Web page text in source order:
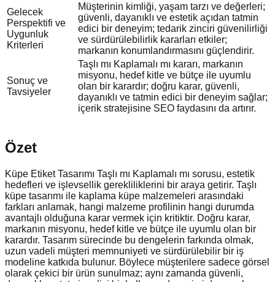
Gelecek
Perspektifi ve
Uygunluk
Kriterleri
Müşterinin kimliği, yaşam tarzı ve değerleri;
güvenli, dayanıklı ve estetik açıdan tatmin
edici bir deneyim; tedarik zinciri güvenilirliği
ve sürdürülebilirlik kararları etkiler;
markanın konumlandırmasını güçlendirir.
Sonuç ve
Tavsiyeler
Taşlı mı Kaplamalı mı kararı, markanın
misyonu, hedef kitle ve bütçe ile uyumlu
olan bir karardır; doğru karar, güvenli,
dayanıklı ve tatmin edici bir deneyim sağlar;
içerik stratejisine SEO faydasını da artırır.
Özet
Küpe Etiket Tasarımı Taşlı mı Kaplamalı mı sorusu, estetik
hedefleri ve işlevsellik gerekliliklerini bir araya getirir. Taşlı
küpe tasarımı ile kaplama küpe malzemeleri arasındaki
farkları anlamak, hangi malzeme profilinin hangi durumda
avantajlı olduğuna karar vermek için kritiktir. Doğru karar,
markanın misyonu, hedef kitle ve bütçe ile uyumlu olan bir
karardır. Tasarım sürecinde bu dengelerin farkında olmak,
uzun vadeli müşteri memnuniyeti ve sürdürülebilir bir iş
modeline katkıda bulunur. Böylece müşterilere sadece görsel
olarak çekici bir ürün sunulmaz; aynı zamanda güvenli,